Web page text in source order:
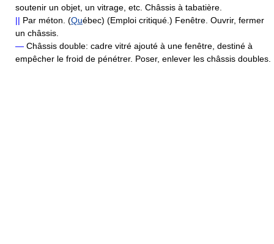
soutenir un objet, un vitrage, etc. Châssis à tabatière.
|| Par méton. (Québec) (Emploi critiqué.) Fenêtre. Ouvrir, fermer
un châssis.
— Châssis double: cadre vitré ajouté à une fenêtre, destiné à
empêcher le froid de pénétrer. Poser, enlever les châssis doubles.